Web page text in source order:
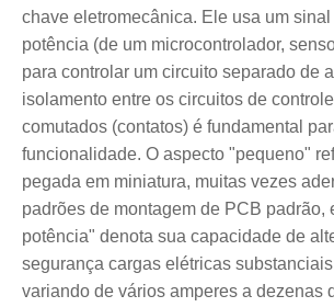
chave eletromecânica. Ele usa um
potência (de um microcontrolador,
para controlar um circuito separado de
isolamento entre os circuitos de
comutados (contatos) é fundamental
funcionalidade. O aspecto "pequeno"
pegada em miniatura, muitas vezes
padrões de montagem de PCB padrão,
potência" denota sua capacidade de
segurança cargas elétricas
variando de vários amperes a dezenas